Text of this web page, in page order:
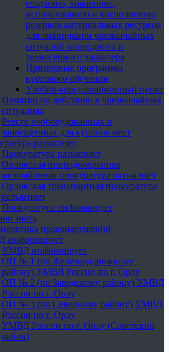
созданию, хранению ,
использованию и восполнению
резервов материальных ресурсов
для ликвидации чрезвычайных
ситуаций природного и
техногенного характера
Примерные программы
курсового обучения
Учебно-консультационный пункт
Памятки по действию в чрезвычайных
ситуациях
Реестр необорудованных и
запрещенных для купания мест
разъясняет
Прокуратура разъясняет
Орловская природоохранная
межрайонная прокуратура разъясняет
Орловская транспортная прокуратура
разъясняет
Прокуратура информирует
знать
правонарушений
информирует
УМВД информирует
ОП № 1 (по Железнодорожному
району) УМВД России по г. Орлу
ОП № 2 (по Заводскому району) УМВД
России по г. Орлу
ОП № 3 (по Северному району) УМВД
России по г. Орлу
УМВД России по г. Орлу (Советский
район)